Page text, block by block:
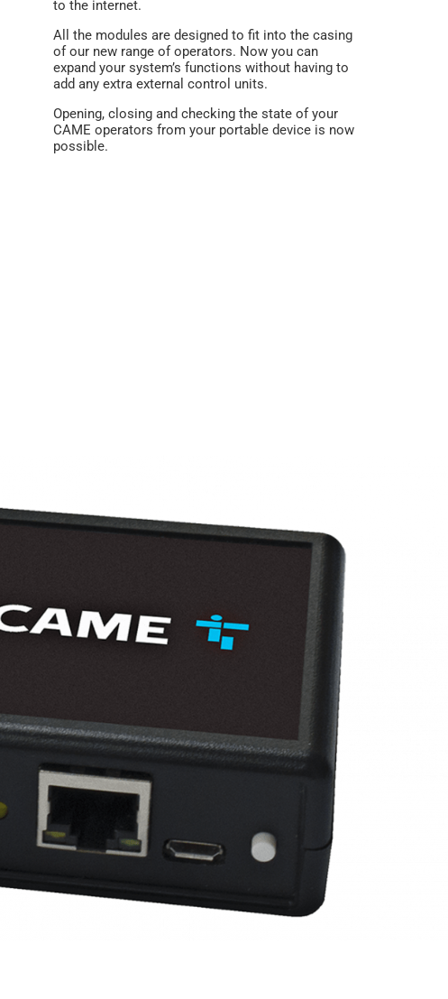
to the internet.
All the modules are designed to fit into the casing
of our new range of operators. Now you can
expand your system’s functions without having to
add any extra external control units.
Opening, closing and checking the state of your
CAME operators from your portable device is now
possible.